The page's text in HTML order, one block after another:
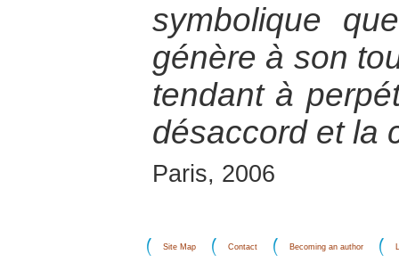
symbolique
génère à son
tendant à
désaccord et la
Paris, 2006
Site Map Contact Becoming an author